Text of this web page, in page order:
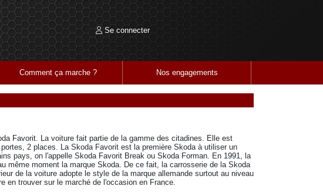
Se connecter
Comment ça marche ? Nos engagements
Favorit. La voiture fait partie de la gamme des citadines. Elle est
2 places. La Skoda Favorit est la première Skoda à utiliser un
pays, on l'appelle Skoda Favorit Break ou Skoda Forman. En 1991, la
même moment la marque Skoda. De ce fait, la carrosserie de la Skoda
de la voiture adopte le style de la marque allemande surtout au niveau
en trouver sur le marché de l'occasion en France.